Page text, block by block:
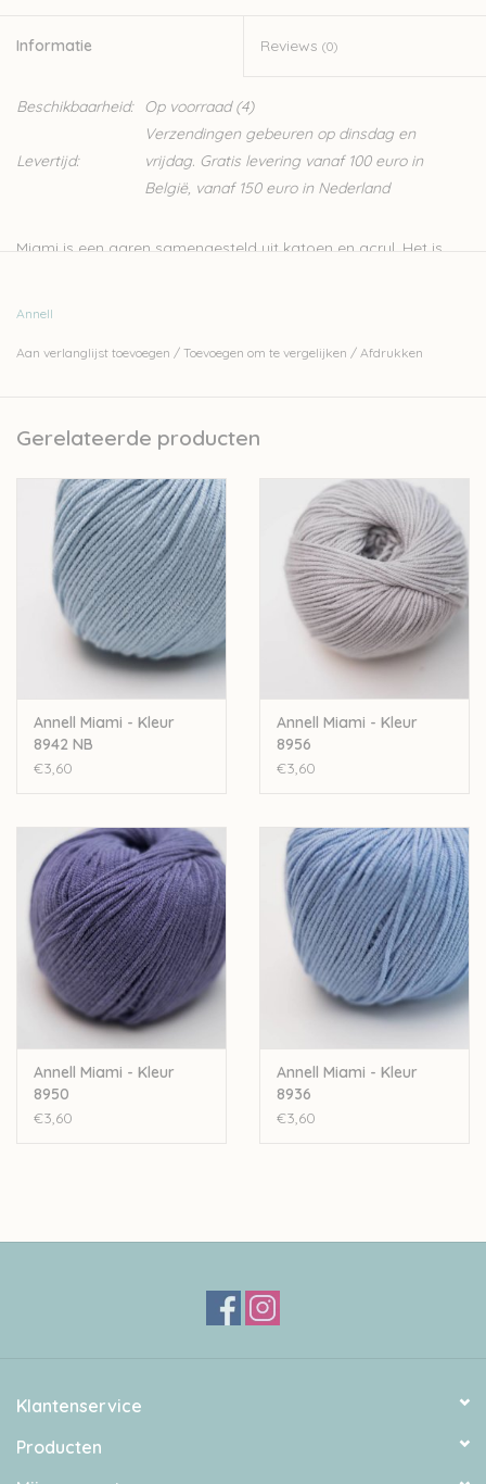
Informatie Reviews (0)
Beschikbaarheid: Op voorraad(4)
Levertijd:
Verzendingen gebeuren op dinsdag en
vrijdag. Gratis levering vanaf 100 euro in
België, vanaf 150 euro in Nederland
Miami is een garen samengesteld uit katoen en acryl. Het is
haken van amigrumi’s.
50gr – 140m
Let op: het kleur op beeld kan afwijken van de werkelijke kleur.
Wil je meer wol bestellen dan er momenteel bij ons op
voorraad is? Stuur een mailtje naar
Lien@Wolder.be. Annell is
een Belgisch bedrijf, waardoor we makkelijk wol kunnen
bijbestellen op vraag.
Annell
Aan verlanglijst toevoegen / Toevoegen om te vergelijken / Afdrukken
Gerelateerde producten
Annell Miami - Kleur
8942 NB
€3,60
Annell Miami - Kleur
8956
€3,60
Annell Miami - Kleur
8950
€3,60
Annell Miami - Kleur
8936
€3,60
Klantenservice
Producten